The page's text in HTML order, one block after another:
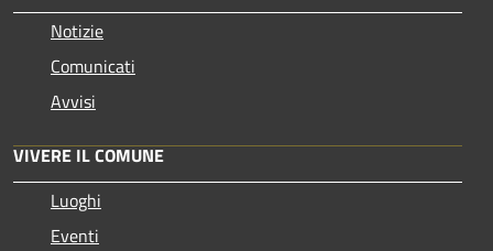
Notizie
Comunicati
Avvisi
VIVERE IL COMUNE
Luoghi
Eventi